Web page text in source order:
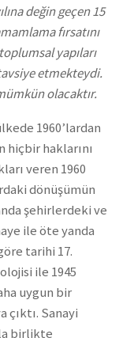
değin geçen 15
fırsatını
yapıları
etmekteydi.
olacaktır.
1960’lardan
haklarını
veren 1960
dönüşümün
şehirlerdeki ve
ile öte yanda
tarihi 17.
ile 1945
uygun bir
çıktı. Sanayi
birlikte